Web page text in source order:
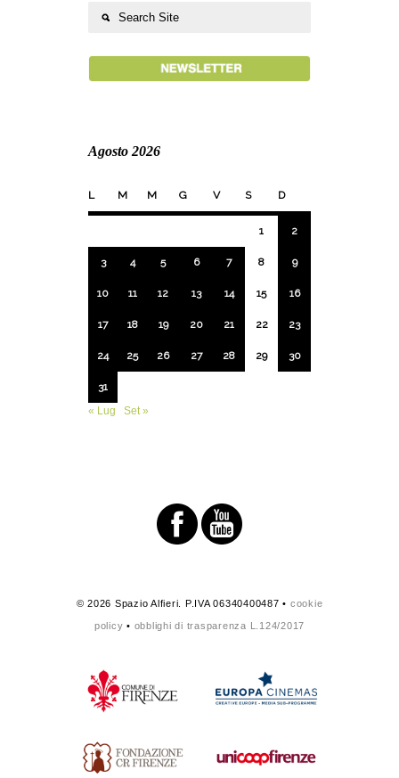
Agosto 2026
L M M G V S D
1 2
3 4 5 6 7 8 9
10 11 12 13 14 15 16
17 18 19 20 21 22 23
24 25 26 27 28 29 30
31
« Lug
Set »
© 2026 Spazio Alfieri. P.IVA 06340400487 • cookie
policy • obblighi di trasparenza L.124/2017